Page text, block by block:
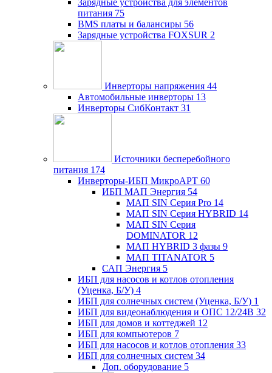
Зарядные устройства для элементов
питания 75
BMS платы и балансиры 56
Зарядные устройства FOXSUR 2
Инверторы напряжения 44
Автомобильные инверторы 13
Инверторы СибКонтакт 31
Источники бесперебойного
питания 174
Инверторы-ИБП МикроАРТ 60
ИБП МАП Энергия 54
МАП SIN Серия Pro 14
МАП SIN Серия HYBRID 14
МАП SIN Серия
DOMINATOR 12
МАП HYBRID 3 фазы 9
МАП TITANATOR 5
САП Энергия 5
ИБП для насосов и котлов отопления
(Уценка, Б/У) 4
ИБП для солнечных систем (Уценка, Б/У) 1
ИБП для видеонаблюдения и ОПС 12/24В 32
ИБП для домов и коттеджей 12
ИБП для компьютеров 7
ИБП для насосов и котлов отопления 33
ИБП для солнечных систем 34
Доп. оборудование 5